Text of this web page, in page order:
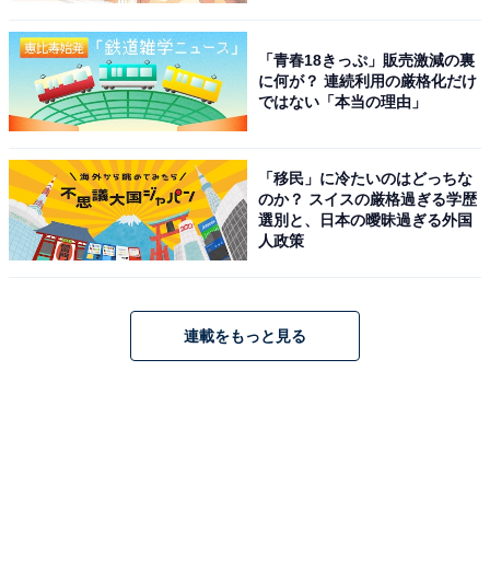
「青春18きっぷ」販売激減の裏
に何が？ 連続利用の厳格化だけ
ではない「本当の理由」
「移民」に冷たいのはどっちな
のか？ スイスの厳格過ぎる学歴
選別と、日本の曖昧過ぎる外国
人政策
連載をもっと見る